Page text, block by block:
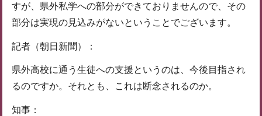
すが、県外私学への部分ができておりませんので、その
部分は実現の見込みがないということでございます。
記者（朝日新聞）：
県外高校に通う生徒への支援というのは、今後目指され
るのですか。それとも、これは断念されるのか。
知事：